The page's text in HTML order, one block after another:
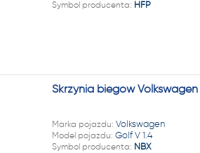
Symbol producenta: HFP
Skrzynia biegów
Marka pojazdu: Volkswagen
Model pojazdu: Golf V 1.4
Symbol producenta: NBX